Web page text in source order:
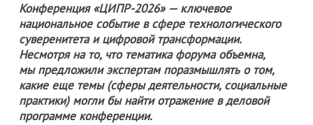
Конференция «ЦИПР-2026» — ключевое
национальное событие в сфере технологического
суверенитета и цифровой трансформации.
Несмотря на то, что тематика форума объемна,
мы предложили экспертам поразмышлять о том,
какие еще темы (сферы деятельности, социальные
практики) могли бы найти отражение в деловой
программе конференции.